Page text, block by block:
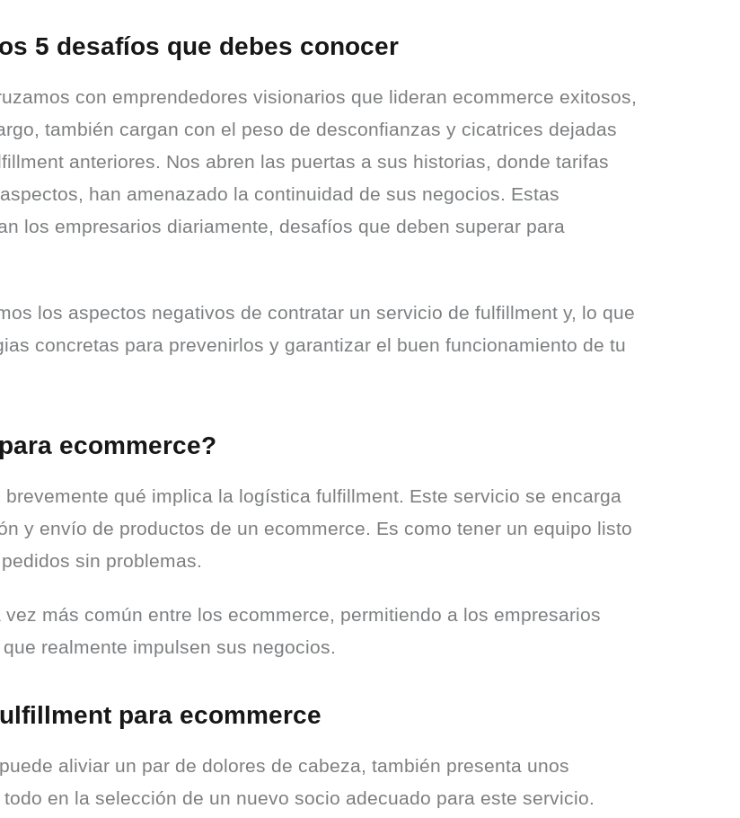
5 desafíos que debes conocer
con emprendedores visionarios que lideran ecommerce exitosos,
también cargan con el peso de desconfianzas y cicatrices dejadas
anteriores. Nos abren las puertas a sus historias, donde tarifas
han amenazado la continuidad de sus negocios. Estas
los empresarios diariamente, desafíos que deben superar para
los aspectos negativos de contratar un servicio de fulfillment y, lo que
concretas para prevenirlos y garantizar el buen funcionamiento de tu
ecommerce?
qué implica la logística fulfillment. Este servicio se encarga
y envío de productos de un ecommerce. Es como tener un equipo listo
sin problemas.
más común entre los ecommerce, permitiendo a los empresarios
realmente impulsen sus negocios.
para ecommerce
aliviar un par de dolores de cabeza, también presenta unos
en la selección de un nuevo socio adecuado para este servicio.